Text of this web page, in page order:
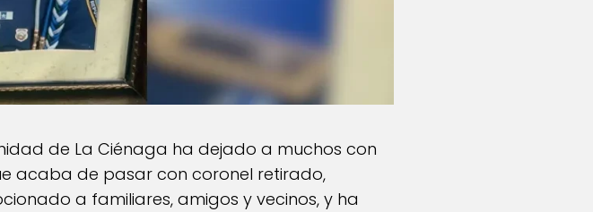
de La Ciénaga ha dejado a muchos con
acaba de pasar con coronel retirado,
a familiares, amigos y vecinos, y ha